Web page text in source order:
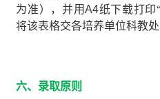
为准），并用A4纸下载打印
将该表格交各培养单位科教处
六、录取原则